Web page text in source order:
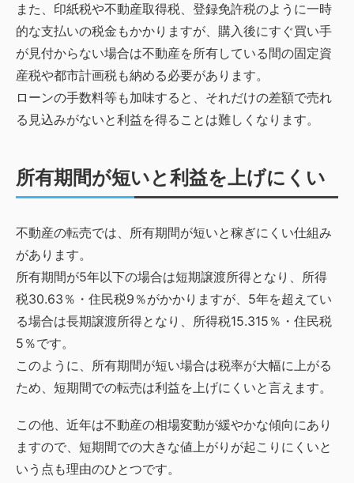
また、印紙税や不動産取得税、登録免許税のように一時
的な支払いの税金もかかりますが、購入後にすぐ買い手
が見付からない場合は不動産を所有している間の固定資
産税や都市計画税も納める必要があります。
ローンの手数料等も加味すると、それだけの差額で売れ
る見込みがないと利益を得ることは難しくなります。
所有期間が短いと利益を上げにくい
不動産の転売では、所有期間が短いと稼ぎにくい仕組み
があります。
所有期間が5年以下の場合は短期譲渡所得となり、所得
税30.63％・住民税9％がかかりますが、5年を超えてい
る場合は長期譲渡所得となり、所得税15.315％・住民税
5％です。
このように、所有期間が短い場合は税率が大幅に上がる
ため、短期間での転売は利益を上げにくいと言えます。
この他、近年は不動産の相場変動が緩やかな傾向にあり
ますので、短期間での大きな値上がりが起こりにくいと
いう点も理由のひとつです。